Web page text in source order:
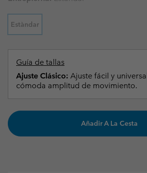
Estàndar
Guía de tallas
Ajuste Clásico: Ajuste fácil y
cómoda amplitud de movimiento.
Añadir A La Cesta